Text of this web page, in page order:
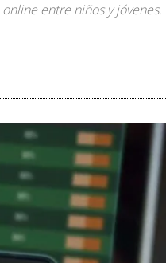
entre niños y